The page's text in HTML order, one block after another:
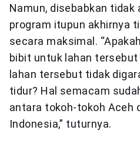
Namun, disebabkan tidak
program itupun akhirnya
secara maksimal.
bibit untuk lahan tersebut
lahan tersebut tidak
tidur? Hal semacam
antara tokoh-tokoh Aceh
Indonesia,” tuturnya.